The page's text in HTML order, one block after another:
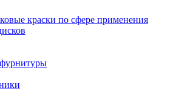
краски по сфере применения